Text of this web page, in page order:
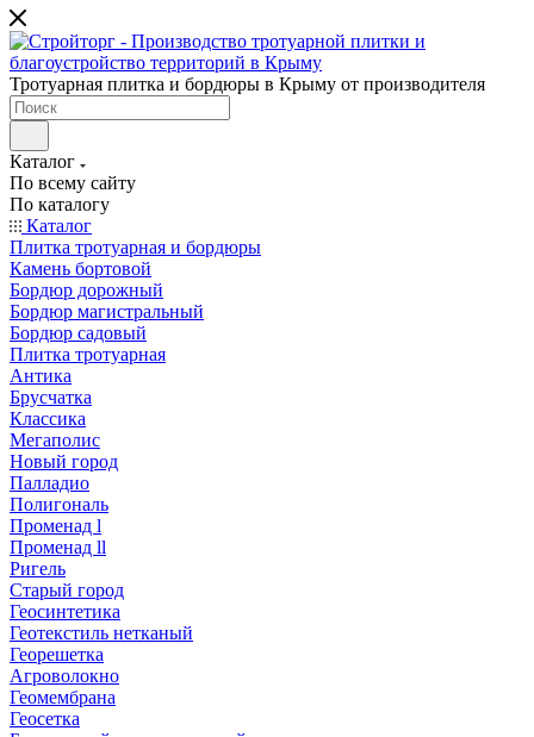
Тротуарная плитка и бордюры в Крыму от производителя
Каталог
По всему сайту
По каталогу
Каталог
Плитка тротуарная и бордюры
Камень бортовой
Бордюр дорожный
Бордюр магистральный
Бордюр садовый
Плитка тротуарная
Антика
Брусчатка
Классика
Мегаполис
Новый город
Палладио
Полигональ
Променад l
Променад ll
Ригель
Старый город
Геосинтетика
Геотекстиль нетканый
Георешетка
Агроволокно
Геомембрана
Геосетка